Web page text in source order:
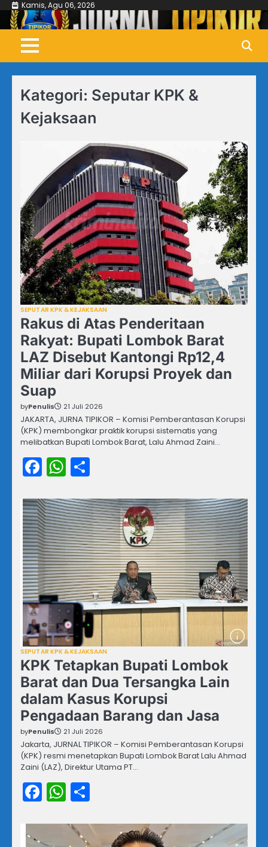
Skip
content
Kamis, Agu 06, 2026
Kategori: Seputar KPK &
Kejaksaan
SEPUTAR KPK & KEJAKSAAN
Rakus di Atas Penderitaan
Rakyat: Bupati Lombok Barat
LAZ Disebut Kantongi Rp12,4
Miliar dari Korupsi Proyek dan
Suap
byPenulis 21 Juli 2026
JAKARTA, JURNA TIPIKOR – Komisi Pemberantasan Korupsi
(KPK) membongkar praktik korupsi sistematis yang
melibatkan Bupati Lombok Barat, Lalu Ahmad Zaini…
Facebook
WhatsApp
SEPUTAR KPK & KEJAKSAAN
KPK Tetapkan Bupati Lombok
Barat dan Dua Tersangka Lain
dalam Kasus Korupsi
Pengadaan Barang dan Jasa
byPenulis 21 Juli 2026
Jakarta, JURNAL TIPIKOR – Komisi Pemberantasan Korupsi
(KPK) resmi menetapkan Bupati Lombok Barat Lalu Ahmad
Zaini (LAZ), Direktur Utama PT…
Facebook
WhatsApp